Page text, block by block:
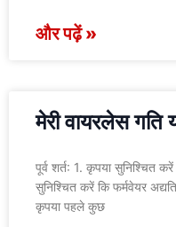
और पढ़ें »
मेरी वायरलेस गति
पूर्व शर्त: 1. कृपया सुनिश्चित
सुनिश्चित करें कि फर्मवेयर
कृपया पहले कुछ